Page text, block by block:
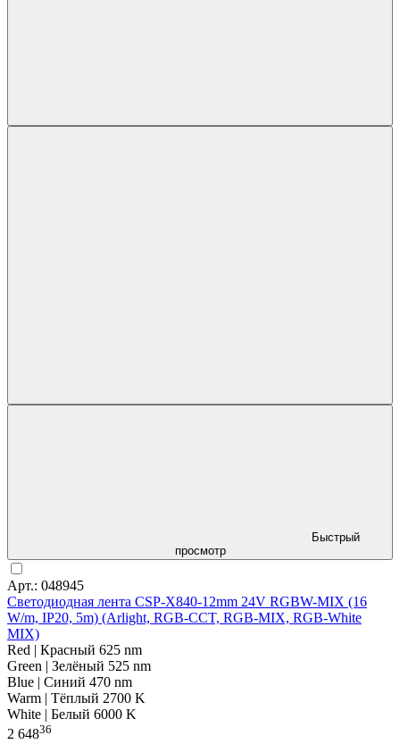
Быстрый
просмотр
Арт.: 048945
Светодиодная лента CSP-X840-12mm 24V RGBW-MIX (16
W/m, IP20, 5m) (Arlight, RGB-CCT, RGB-MIX, RGB-White
MIX)
Red | Красный 625 nm
Green | Зелёный 525 nm
Blue | Синий 470 nm
Warm | Тёплый 2700 K
White | Белый 6000 K
2 64836